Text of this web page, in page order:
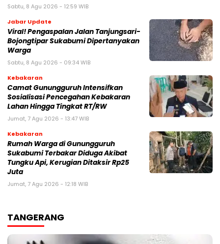
Sabtu, 8 Agu 2026 - 12:59 WIB
Jabar Update
Viral! Pengaspalan Jalan Tanjungsari-
Bojongtipar Sukabumi Dipertanyakan
Warga
Sabtu, 8 Agu 2026 - 09:34 WIB
Kebakaran
‎‎Camat Gunungguruh Intensifkan
Sosialisasi Pencegahan Kebakaran
Lahan Hingga Tingkat RT/RW‎
Jumat, 7 Agu 2026 - 13:47 WIB
Kebakaran
‎Rumah Warga di Gunungguruh
Sukabumi Terbakar Diduga Akibat
Tungku Api, Kerugian Ditaksir Rp25
Juta
Jumat, 7 Agu 2026 - 12:18 WIB
TANGERANG